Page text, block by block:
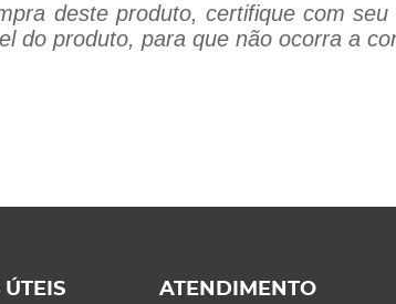
deste produto, certifique com
do produto, para que não ocorra a
ÚTEIS
ATENDIMENTO